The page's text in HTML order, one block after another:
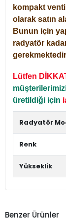
kompakt
olarak satın
Bunun için
radyatör
Lütfen
üretildiği için
Radyatör
Renk
Yükseklik
Benzer Ürünler